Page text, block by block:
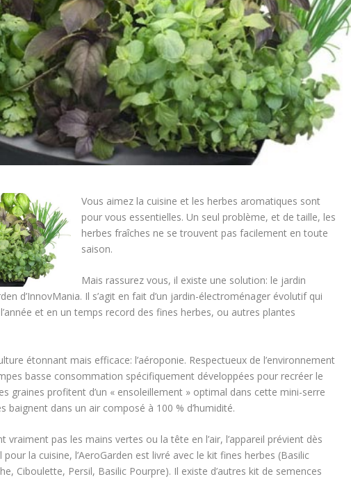
Vous aimez la cuisine et les herbes aromatiques sont
pour vous essentielles. Un seul problème, et de taille, les
herbes fraîches ne se trouvent pas facilement en toute
saison.
Mais rassurez vous, il existe une solution: le jardin
d’InnovMania. Il s’agit en fait d’un jardin-électroménager évolutif qui
et en un temps record des fines herbes, ou autres plantes
étonnant mais efficace: l’aéroponie. Respectueux de l’environnement
basse consommation spécifiquement développées pour recréer le
graines profitent d’un « ensoleillement » optimal dans cette mini-serre
baignent dans un air composé à 100 % d’humidité.
vraiment pas les mains vertes ou la tête en l’air, l’appareil prévient dès
pour la cuisine, l’AeroGarden est livré avec le kit fines herbes (Basilic
Ciboulette, Persil, Basilic Pourpre). Il existe d’autres kit de semences